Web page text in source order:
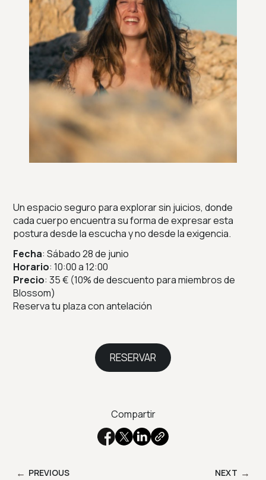
Un espacio seguro para explorar sin juicios, donde
cada cuerpo encuentra su forma de expresar esta
postura desde la escucha y no desde la exigencia.
Fecha: Sábado 28 de junio
Horario: 10:00 a 12:00
Precio: 35 € (10% de descuento para miembros de
Blossom)
Reserva tu plaza con antelación
RESERVAR
Compartir
← PREVIOUS →
NEXT